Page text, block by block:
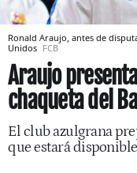
Ronald Araujo, antes de
Unidos FCB
Araujo
chaqueta del
El club azulgrana
que estará